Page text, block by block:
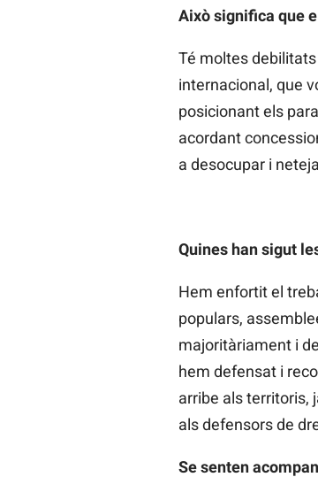
Això significa que
Té moltes
internacional, que
posicionant els
acordant
a desocupar i
Quines han sigut
Hem enfortit el
populars,
majoritàriament i
hem defensat i
arribe als territoris,
als defensors de
Se senten